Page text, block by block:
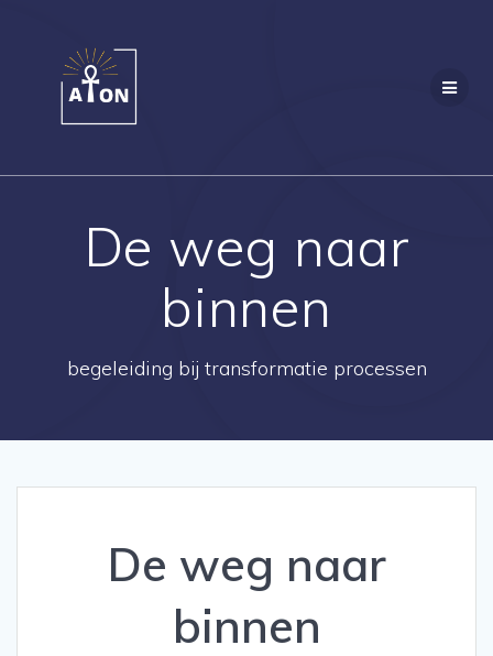
De weg naar
binnen
begeleiding bij transformatie processen
De weg naar
binnen